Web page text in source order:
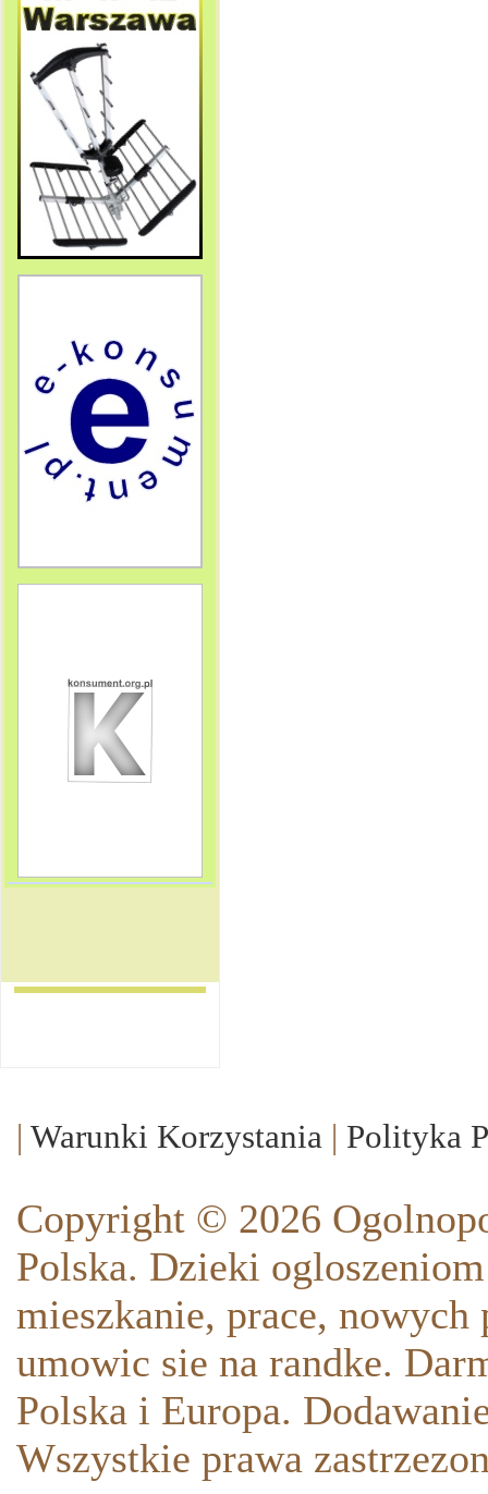
| Warunki Korzystania | Polityka
Copyright © 2026
Polska. Dzieki
mieszkanie, prace,
umowic sie na randke.
Polska i Europa.
Wszystkie prawa